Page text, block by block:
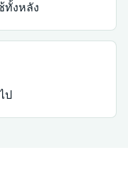
ทั้งหลัง
ป